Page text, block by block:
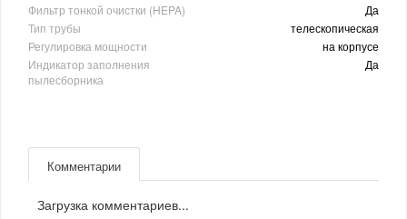
Фильтр тонкой очистки (HEPA)
Да
Тип трубы
телескопическая
Регулировка мощности
на корпусе
Индикатор заполнения
пылесборника
Да
Комментарии
Загрузка комментариев...